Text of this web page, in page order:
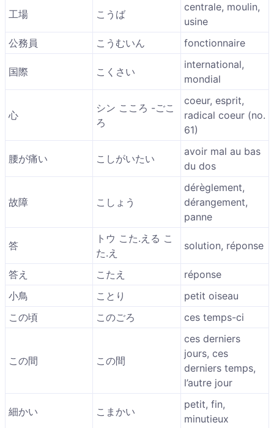
工場 こうば
centrale, moulin,
usine
公務員
こうむいん fonctionnaire
国際 こくさい
international,
mondial
心
シン こころ -ごこ
ろ
coeur, esprit,
radical coeur (no.
61)
腰が痛い こしがいたい
avoir mal au bas
du dos
故障 こしょう
dérèglement,
dérangement,
panne
答
トウ こた.える こ
た.え
solution, réponse
答え こたえ
réponse
小鳥
ことり
petit oiseau
この頃
このごろ ces temps-ci
この間 この間
ces derniers
jours, ces
derniers temps,
l’autre jour
細かい こまかい
petit, fin,
minutieux